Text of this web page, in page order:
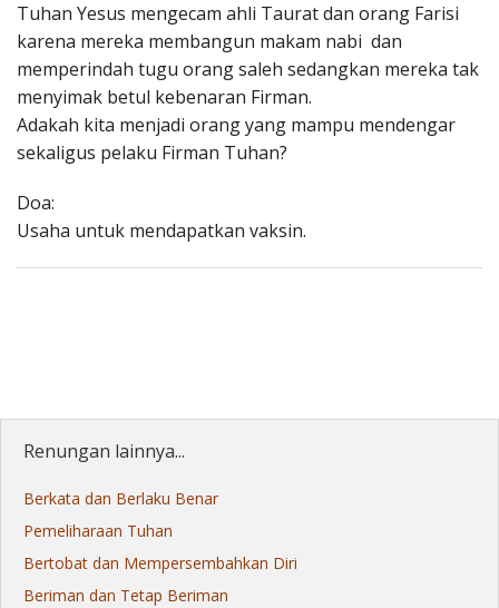
Tuhan Yesus mengecam ahli Taurat dan orang Farisi
karena mereka membangun makam nabi dan
memperindah tugu orang saleh sedangkan mereka tak
menyimak betul kebenaran Firman.
Adakah kita menjadi orang yang mampu mendengar
sekaligus pelaku Firman Tuhan?
Doa:
Usaha untuk mendapatkan vaksin.
Renungan lainnya...
Berkata dan Berlaku Benar
Pemeliharaan Tuhan
Bertobat dan Mempersembahkan Diri
Beriman dan Tetap Beriman